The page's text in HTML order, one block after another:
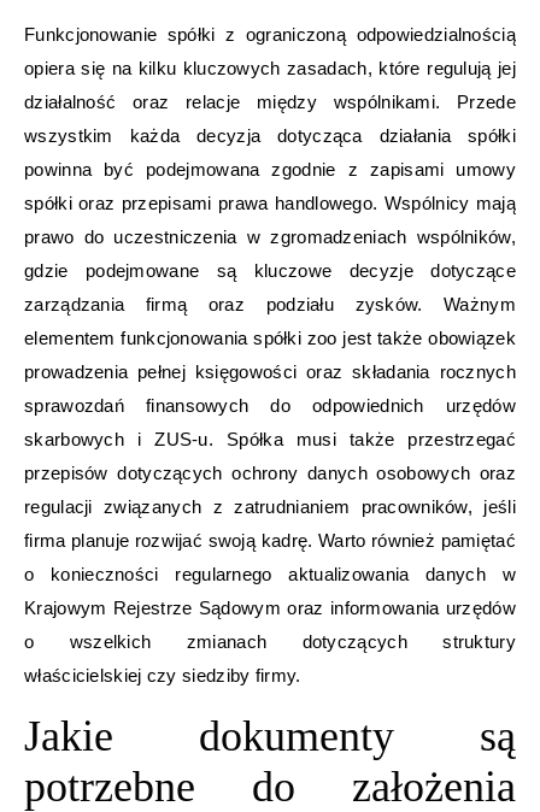
Funkcjonowanie spółki z ograniczoną odpowiedzialnością
opiera się na kilku kluczowych zasadach, które regulują jej
działalność oraz relacje między wspólnikami. Przede
wszystkim każda decyzja dotycząca działania spółki
powinna być podejmowana zgodnie z zapisami umowy
spółki oraz przepisami prawa handlowego. Wspólnicy mają
prawo do uczestniczenia w zgromadzeniach wspólników,
gdzie podejmowane są kluczowe decyzje dotyczące
zarządzania firmą oraz podziału zysków. Ważnym
elementem funkcjonowania spółki zoo jest także obowiązek
prowadzenia pełnej księgowości oraz składania rocznych
sprawozdań finansowych do odpowiednich urzędów
skarbowych i ZUS-u. Spółka musi także przestrzegać
przepisów dotyczących ochrony danych osobowych oraz
regulacji związanych z zatrudnianiem pracowników, jeśli
firma planuje rozwijać swoją kadrę. Warto również pamiętać
o konieczności regularnego aktualizowania danych w
Krajowym Rejestrze Sądowym oraz informowania urzędów
o wszelkich zmianach dotyczących struktury
właścicielskiej czy siedziby firmy.
Jakie dokumenty są
potrzebne do założenia